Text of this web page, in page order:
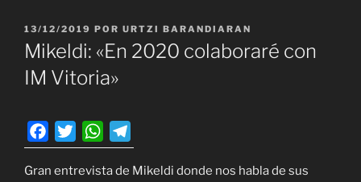
PUBLICADO
EL
13/12/2019 POR URTZI BARANDIARAN
Mikeldi: «En 2020 colaboraré con
IM Vitoria»
a
c
w
i
W
h
a
e
l
Gran entrevista de Mikeldi donde nos habla de sus